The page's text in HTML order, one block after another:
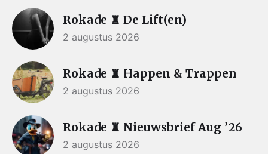
Rokade ♜ De Lift(en)
2 augustus 2026
Rokade ♜ Happen & Trappen
2 augustus 2026
Rokade ♜ Nieuwsbrief Aug ’26
2 augustus 2026